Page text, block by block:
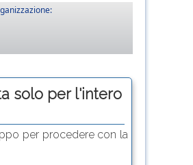
solo per l'intero
per procedere con la